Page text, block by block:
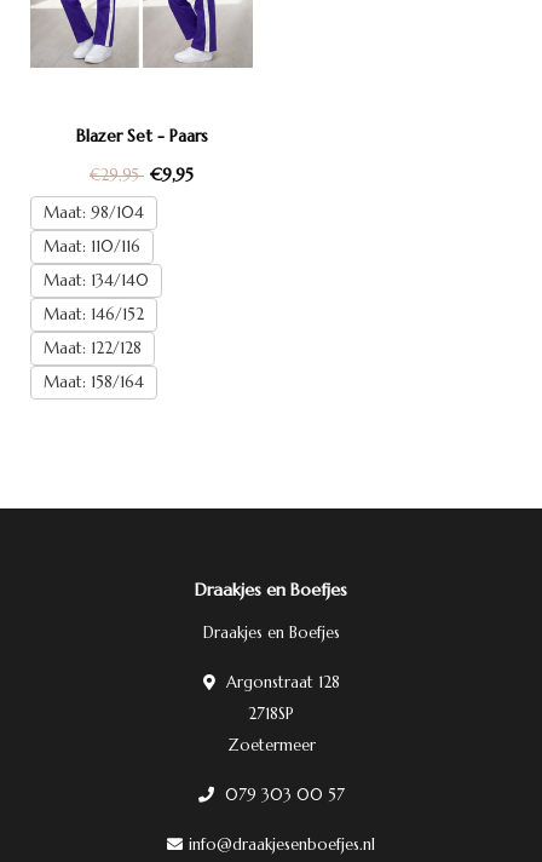
Blazer Set - Paars
€29,95 €9,95
Maat: 98/104
Maat: 110/116
Maat: 134/140
Maat: 146/152
Maat: 122/128
Maat: 158/164
Draakjes en Boefjes
Draakjes en Boefjes
Argonstraat 128
2718SP
Zoetermeer
079 303 00 57
info@draakjesenboefjes.nl